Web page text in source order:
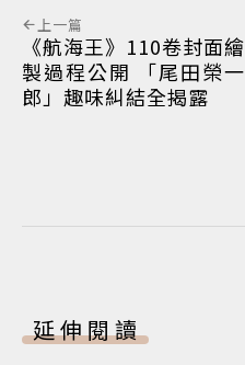
上一篇
《航海王》110卷封面繪
製過程公開 「尾田榮一
郎」趣味糾結全揭露
延伸閱讀